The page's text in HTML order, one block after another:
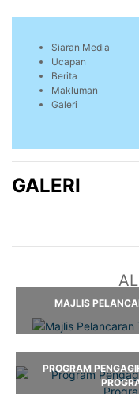
Siaran Media
Ucapan
Berita
Makluman
Galeri
GALERI
MAJLIS
PROGRAM